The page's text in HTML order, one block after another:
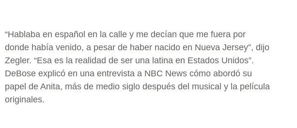
“Hablaba en español en la calle y me decían que me fuera por
donde había venido, a pesar de haber nacido en Nueva Jersey”, dijo
Zegler. “Esa es la realidad de ser una latina en Estados Unidos”.
DeBose explicó en una entrevista a NBC News cómo abordó su
papel de Anita, más de medio siglo después del musical y la película
originales.